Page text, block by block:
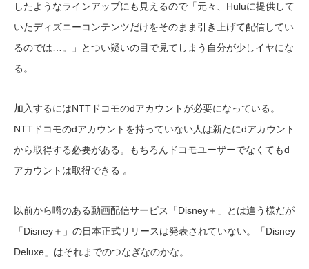
したようなラインアップにも見えるので「元々、Huluに提供して
いたディズニーコンテンツだけをそのまま引き上げて配信してい
るのでは…。」とつい疑いの目で見てしまう自分が少しイヤにな
る。
加入するにはNTTドコモのdアカウントが必要になっている。
NTTドコモのdアカウントを持っていない人は新たにdアカウント
から取得する必要がある。もちろんドコモユーザーでなくてもd
アカウントは取得できる 。
以前から噂のある動画配信サービス「Disney＋」とは違う様だが
「Disney＋」の日本正式リリースは発表されていない。「Disney
Deluxe」はそれまでのつなぎなのかな。